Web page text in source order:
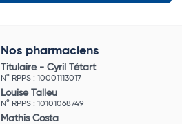
Nos pharmaciens
Titulaire - Cyril Tétart
N° RPPS : 10001113017
Louise Talleu
N° RPPS : 10101068749
Mathis Costa